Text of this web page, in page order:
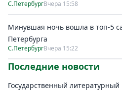
С.ПетербургВчера 15:58
Минувшая ночь вошла в топ-5
Петербурга
С.ПетербургВчера 15:22
Последние новости
Государственный